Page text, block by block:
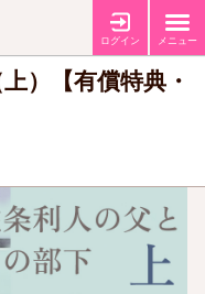
ログイン メニュー
上）』アクリルコースター】
）【有償特典・